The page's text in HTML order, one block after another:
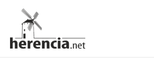
contenido